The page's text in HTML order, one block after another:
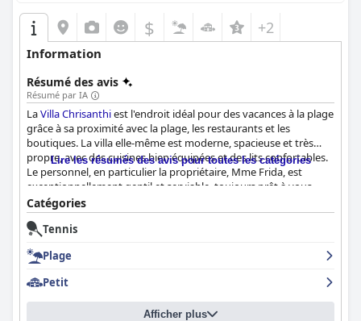
$ +2
Information
Résumé des avis
Résumé par IA
LaVilla Chrisanthiest l'endroit idéal pour des vacances à la plage
grâce à sa proximité avec la plage, les restaurants et les
boutiques. La villa elle-même est moderne, spacieuse et très
propre, avec des cuisines bien équipées et des lits confortables.
Le personnel, en particulier la propriétaire, Mme Frida, est
exceptionnellement gentil et serviable, toujours prêt à vous
aider pour tout ce dont vous avez besoin. L'emplacement est
calme et paisible, ce qui en fait un endroit idéal pour se détendre
et se ressourcer. Malgré un commentaire mettant en garde les
la proximité de la villa avec la plage de Leptokaria et d'autres
fortement recommandée pour ceux qui recherchent une
atmosphère chaleureuse et accueillante et une escapade à la
Lire les résumés des avis pour toutes les catégories
Catégories
Tennis
Plage
Petit
Afficher plus